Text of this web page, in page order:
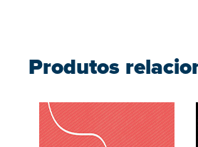
Produtos